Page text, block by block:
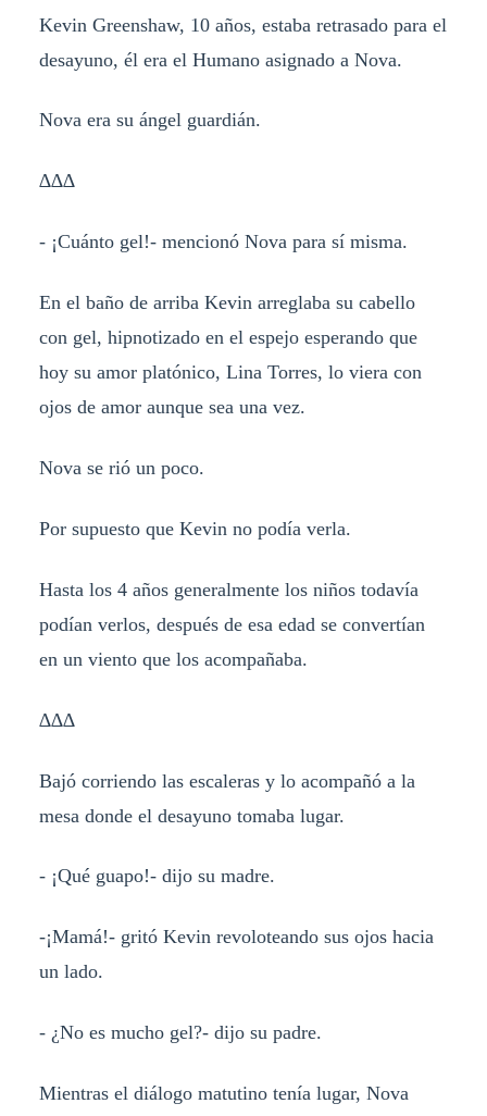
Kevin Greenshaw, 10 años, estaba retrasado para el
desayuno, él era el Humano asignado a Nova.
Nova era su ángel guardián.
∆∆∆
- ¡Cuánto gel!- mencionó Nova para sí misma.
En el baño de arriba Kevin arreglaba su cabello
con gel, hipnotizado en el espejo esperando que
hoy su amor platónico, Lina Torres, lo viera con
ojos de amor aunque sea una vez.
Nova se rió un poco.
Por supuesto que Kevin no podía verla.
Hasta los 4 años generalmente los niños todavía
podían verlos, después de esa edad se convertían
en un viento que los acompañaba.
∆∆∆
Bajó corriendo las escaleras y lo acompañó a la
mesa donde el desayuno tomaba lugar.
- ¡Qué guapo!- dijo su madre.
-¡Mamá!- gritó Kevin revoloteando sus ojos hacia
un lado.
- ¿No es mucho gel?- dijo su padre.
Mientras el diálogo matutino tenía lugar, Nova